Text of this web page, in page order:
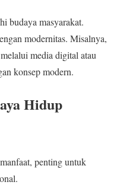
budaya masyarakat.
modernitas. Misalnya,
media digital atau
konsep modern.
Hidup
penting untuk